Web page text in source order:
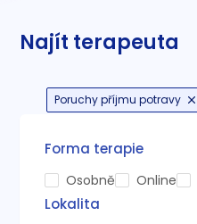
Najít terapeuta
Forma terapie
Osobně Online
Lokalita
Poruchy příjmu potravy